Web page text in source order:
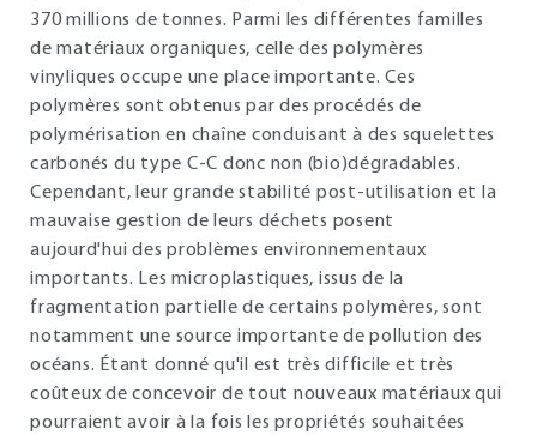
370 millions de tonnes. Parmi les différentes familles
de matériaux organiques, celle des polymères
vinyliques occupe une place importante. Ces
polymères sont obtenus par des procédés de
polymérisation en chaîne conduisant à des squelettes
carbonés du type C-C donc non (bio)dégradables.
Cependant, leur grande stabilité post-utilisation et la
mauvaise gestion de leurs déchets posent
aujourd'hui des problèmes environnementaux
importants. Les microplastiques, issus de la
fragmentation partielle de certains polymères, sont
notamment une source importante de pollution des
océans. Étant donné qu'il est très difficile et très
coûteux de concevoir de tout nouveaux matériaux qui
pourraient avoir à la fois les propriétés souhaitées